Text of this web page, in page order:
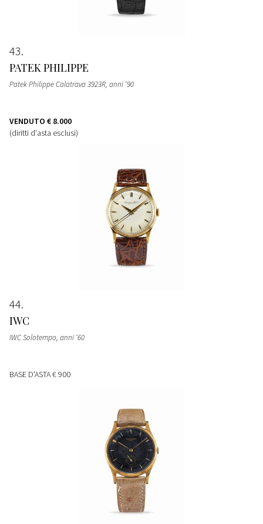
43
PATEK PHILIPPE
Patek Philippe Calatrava 3923R, anni ‘90
VENDUTO € 8.000
(diritti d'asta esclusi)
44
IWC
IWC Solotempo, anni ‘60
BASE D'ASTA€ 900